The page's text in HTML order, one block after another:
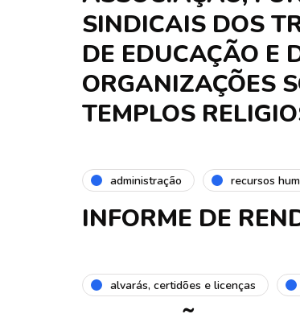
SINDICAIS DOS
DE EDUCAÇÃO E
ORGANIZAÇÕES
TEMPLOS
administração recursos
INFORME DE
alvarás, certidões e licenças